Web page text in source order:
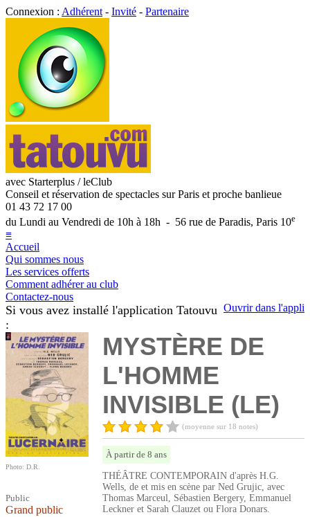
Connexion : Adhérent - Invité - Partenaire
avec Starterplus / leClub
Conseil et réservation de spectacles sur Paris et proche banlieue
01 43 72 17 00
du Lundi au Vendredi de 10h à 18h - 56 rue de Paradis, Paris 10e
≡
Accueil
Qui sommes nous
Les services offerts
Comment adhérer au club
Contactez-nous
Ouvrir dans l'appli
Si vous avez installé l'application Tatouvu
:
Photo: D.R.
Public
Grand public
MYSTÈRE DE
L'HOMME
INVISIBLE (LE)
(moyenne sur 18 notes)
À partir de 8 ans
THÉÂTRE CONTEMPORAIN d'après H.G.
Wells, de et mis en scène par Ned Grujic, avec
Thomas Marceul, Sébastien Bergery, Emmanuel
Leckner et Sarah Clauzet ou Flora Donars.